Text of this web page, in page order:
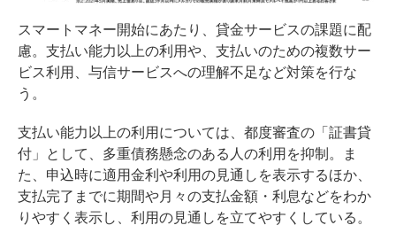
スマートマネー開始にあたり、貸金サービスの課題に配
慮。支払い能力以上の利用や、支払いのための複数サー
ビス利用、与信サービスへの理解不足など対策を行な
う。
支払い能力以上の利用については、都度審査の「証書貸
付」として、多重債務懸念のある人の利用を抑制。ま
た、申込時に適用金利や利用の見通しを表示するほか、
支払完了までに期間や月々の支払金額・利息などをわか
りやすく表示し、利用の見通しを立てやすくしている。